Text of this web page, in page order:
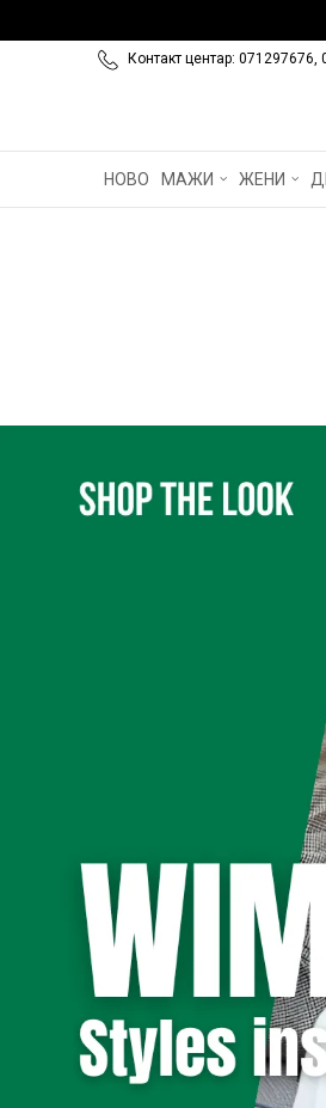
Контакт центар:
НОВО МАЖИ ЖЕНИ